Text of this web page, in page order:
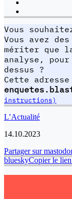
Vous
Vous avez
mériter que
analyse, pour
dessus ?
Cette
instructions)
L’Actualité
14.10.2023
Partager sur
blueskyCopier le